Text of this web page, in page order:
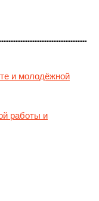
и молодёжной
работы и